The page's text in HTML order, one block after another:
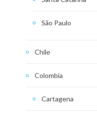
São Paulo
Chile
Colombia
Cartagena